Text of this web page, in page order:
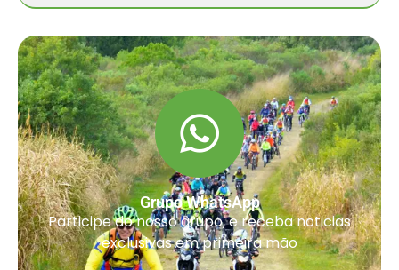
Grupo WhatsApp
Participe do nosso grupo, e receba noticias
exclusivas em primeira mão